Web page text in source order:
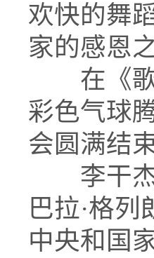
欢快的舞
家的感恩
在《
彩色气球
会圆满结束
李干
巴拉·格
中央和国